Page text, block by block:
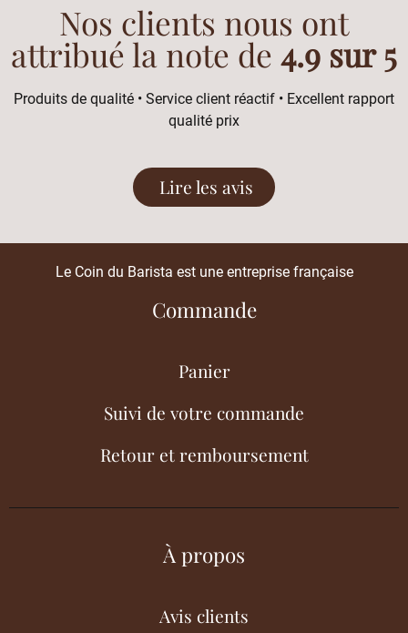
Nos clients nous ont
attribué la note de 4.9 sur 5
Produits de qualité • Service client réactif • Excellent rapport
qualité prix
Lire les avis
Le Coin du Barista est une entreprise française
Commande
Panier
Suivi de votre commande
Retour et remboursement
À propos
Avis clients